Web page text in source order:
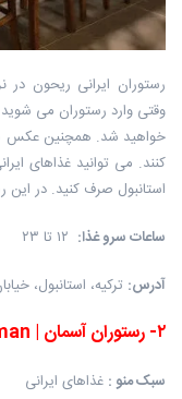
رستوران ایرانی ریحون در
وقتی وارد رستوران می
خواهید شد. همچنین عکس
کنند. می توانید غذاهای
استانبول صرف کنید. در این
ساعات سرو غذا:
آدرس: ترکیه، استانبول، خیابان
۲-رستوران آسمان |
سبک منو: غذاهای ایرانی